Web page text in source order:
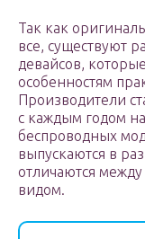
Так как
все, существуют
девайсов,
особенностям
Производители
с каждым годом
беспроводных
выпускаются в
отличаются
видом.